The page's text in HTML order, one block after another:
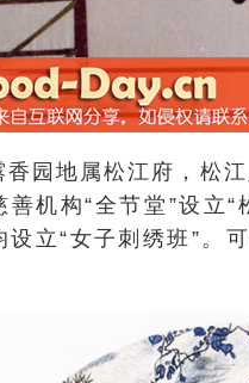
香园地属松江府，松
善机构“全节堂”设立
设立“女子刺绣班”。